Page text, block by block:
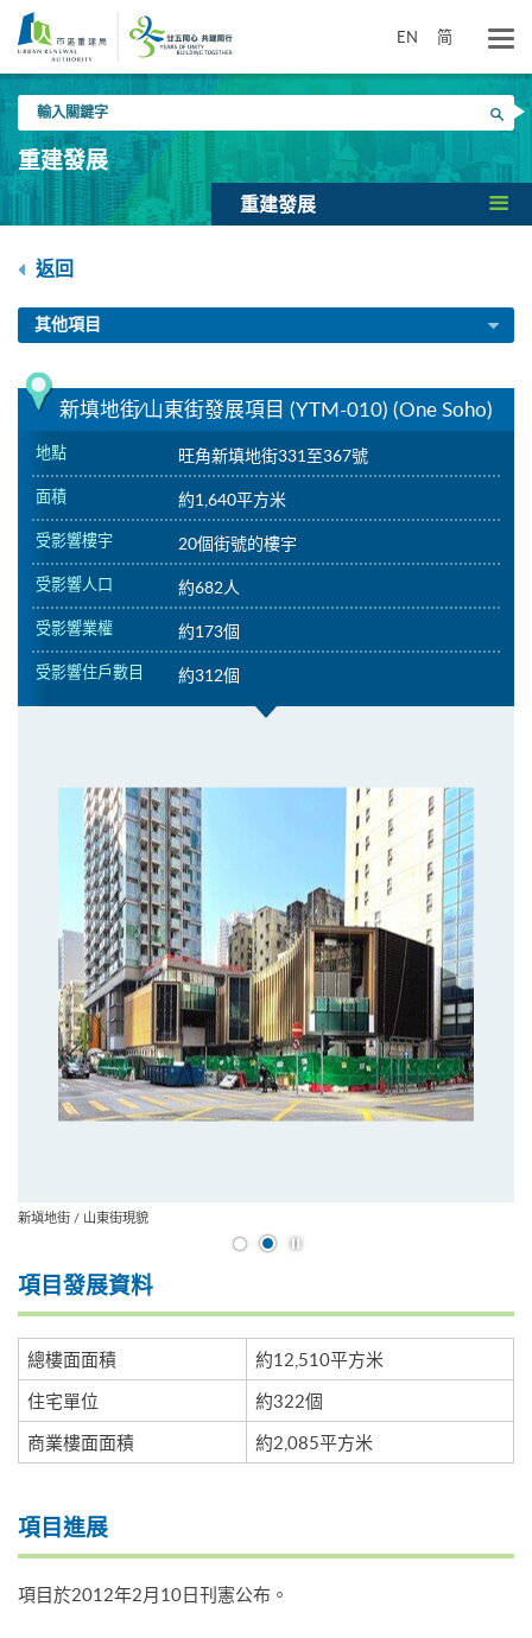
要
內
EN 简
入
關
鍵
搜尋
重建發展
重建發展
返回
其他項目
新填地街∕山東街發展項目 (YTM-010) (One Soho)
地點 旺角新填地街331至367號
面積 約1,640平方米
受影響樓宇 20個街號的樓宇
受影響人口 約682人
受影響業權 約173個
受影響住戶數目 約312個
新塡地街 / 山東街現貌
項目發展資料
總樓面面積
約12,510平方米
住宅單位
約322個
商業樓面面積
約2,085平方米
項目進展
項目於2012年2月10日刊憲公布。